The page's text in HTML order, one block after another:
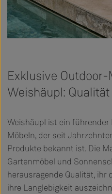
Exklusive
Weishäupl:
Weishäupl ist ein
Möbeln, der seit
Produkte bekannt ist. Die
Gartenmöbel und
herausragende Qualität, ihr
ihre Langlebigkeit